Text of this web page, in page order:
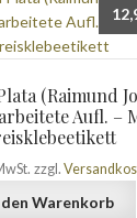
(Raimund
Aufl. –
zzgl.
den Warenkorb